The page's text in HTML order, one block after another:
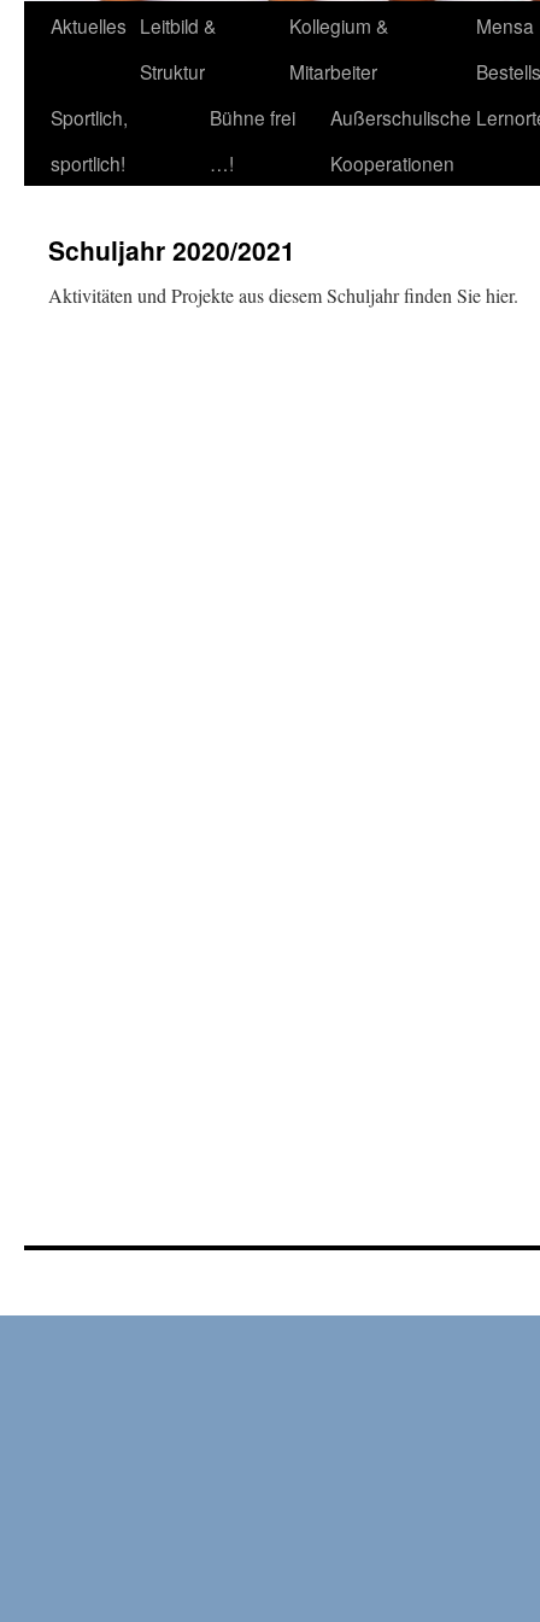
Aktuelles Leitbild &
Struktur
Kollegium &
Mitarbeiter
Mensa
Sportlich,
sportlich!
Bühne frei
…!
Außerschulische
Kooperationen
Schuljahr 2020/2021
Aktivitäten und Projekte aus diesem Schuljahr finden Sie hier.